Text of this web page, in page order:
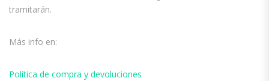
tramitarán.
Más info en:
Política de compra y devoluciones